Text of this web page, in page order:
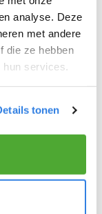
analyse. Deze
met andere
die ze hebben
services.
tonen
en wensen